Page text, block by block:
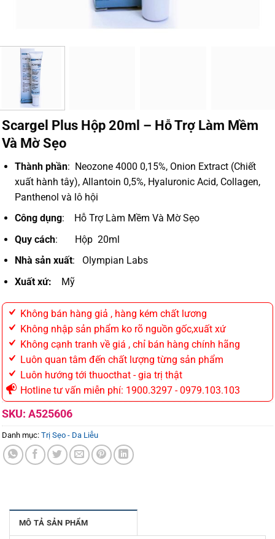
Scargel Plus Hộp 20ml – Hỗ Trợ Làm Mềm
Và Mờ Sẹo
Thành phần: Neozone 4000 0,15%, Onion Extract (Chiết
xuất hành tây), Allantoin 0,5%, Hyaluronic Acid, Collagen,
Panthenol và lô hội
Công dụng: Hỗ Trợ Làm Mềm Và Mờ Sẹo
Quy cách: Hộp 20ml
Nhà sản xuất: Olympian Labs
Xuất xứ: Mỹ
Không bán hàng giả , hàng kém chất lương
Không nhập sản phẩm ko rõ nguồn gốc,xuất xứ
Không cạnh tranh về giá , chỉ bán hàng chính hãng
Luôn quan tâm đến chất lượng từng sản phẩm
Luôn hướng tới thuocthat - gia trị thật
Hotline tư vấn miễn phí: 1900.3297 - 0979.103.103
SKU: A525606
Danh mục: Trị Sẹo - Da Liễu
MÔ TẢ SẢN PHẨM